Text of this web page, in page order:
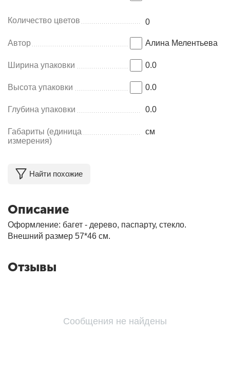
Количество цветов 0
Автор Алина Мелентьева
Ширина упаковки 0.0
Высота упаковки 0.0
Глубина упаковки 0.0
Габариты (единица
измерения)
см
Найти похожие
Описание
Оформление: багет - дерево, паспарту, стекло.
Внешний размер 57*46 см.
Отзывы
Сообщения не найдены